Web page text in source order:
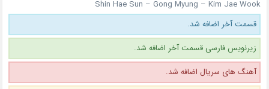
Shin Hae Sun – Gong Myung – Kim Jae Wook
قسمت آخر اضافه شد.
زیرنویس فارسی قسمت آخر اضافه شد.
آهنگ های سریال اضافه شد.